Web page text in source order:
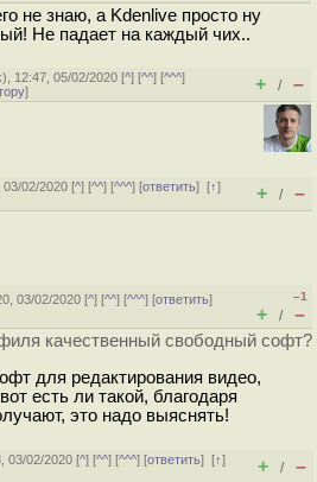
не знаю, а Kdenlive просто ну
Не падает на каждый чих..
), 12:47, 05/02/2020 [^] [^^] [^^^]
] + / –
03/02/2020 [^] [^^] [^^^] [ответить][↑]
+ / –
03/02/2020 [^] [^^] [^^^] [ответить]
–1
+ / –
качественный свободный софт?
для редактирования видео,
есть ли такой, благодаря
это надо выяснять!
03/02/2020 [^] [^^] [^^^] [ответить][↑]
+ / –